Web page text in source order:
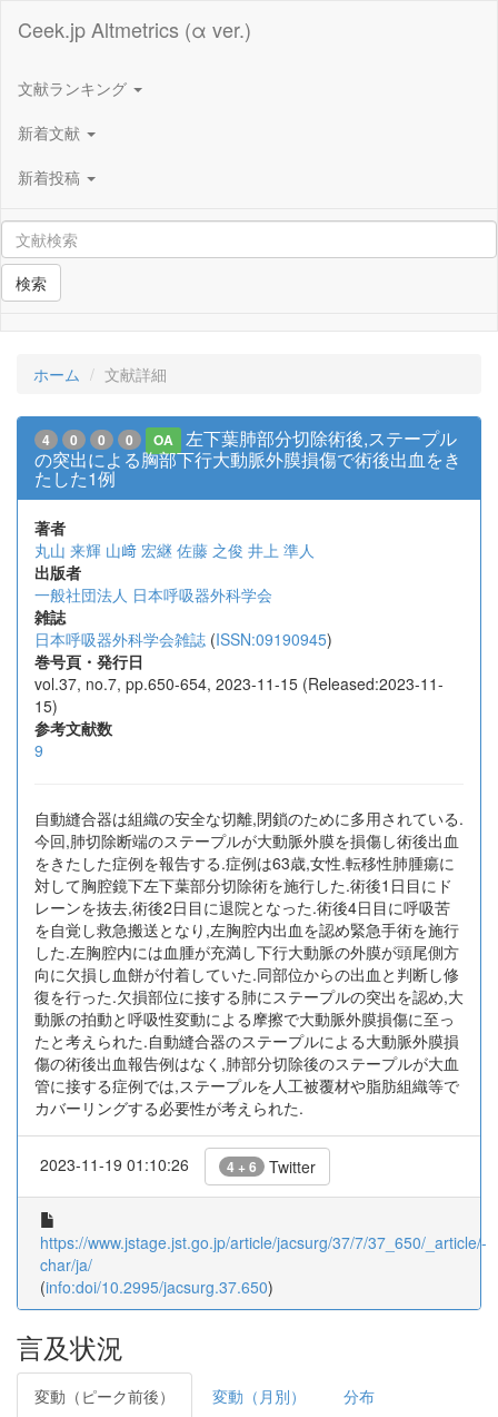
Ceek.jp Altmetrics (α ver.)
文献ランキング
新着文献
新着投稿
検索
ホーム 文献詳細
4 0 0 0 OA
左下葉肺部分切除術後,ステープル
の突出による胸部下行大動脈外膜損傷で術後出血をき
たした1例
著者
丸山 来輝 山﨑 宏継 佐藤 之俊 井上 準人
出版者
一般社団法人 日本呼吸器外科学会
雑誌
日本呼吸器外科学会雑誌 (ISSN:09190945)
巻号頁・発行日
vol.37, no.7, pp.650-654, 2023-11-15 (Released:2023-11-
15)
参考文献数
9
自動縫合器は組織の安全な切離,閉鎖のために多用されている.
今回,肺切除断端のステープルが大動脈外膜を損傷し術後出血
をきたした症例を報告する.症例は63歳,女性.転移性肺腫瘍に
対して胸腔鏡下左下葉部分切除術を施行した.術後1日目にド
レーンを抜去,術後2日目に退院となった.術後4日目に呼吸苦
を自覚し救急搬送となり,左胸腔内出血を認め緊急手術を施行
した.左胸腔内には血腫が充満し下行大動脈の外膜が頭尾側方
向に欠損し血餅が付着していた.同部位からの出血と判断し修
復を行った.欠損部位に接する肺にステープルの突出を認め,大
動脈の拍動と呼吸性変動による摩擦で大動脈外膜損傷に至っ
たと考えられた.自動縫合器のステープルによる大動脈外膜損
傷の術後出血報告例はなく,肺部分切除後のステープルが大血
管に接する症例では,ステープルを人工被覆材や脂肪組織等で
カバーリングする必要性が考えられた.
2023-11-19 01:10:26 4 + 6 Twitter
https://www.jstage.jst.go.jp/article/jacsurg/37/7/37_650/_article/-
char/ja/
(info:doi/10.2995/jacsurg.37.650)
言及状況
変動（ピーク前後） 変動（月別） 分布